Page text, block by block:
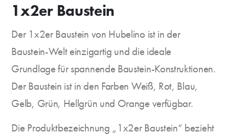
1x2er Baustein
Der 1x2er Baustein von Hubelino ist in der
Baustein-Welt einzigartig und die ideale
Grundlage für spannende Baustein-Konstruktionen.
Der Baustein ist in den Farben Weiß, Rot, Blau,
Gelb, Grün, Hellgrün und Orange verfügbar.
Die Produktbezeichnung „1x2er Baustein“ bezieht